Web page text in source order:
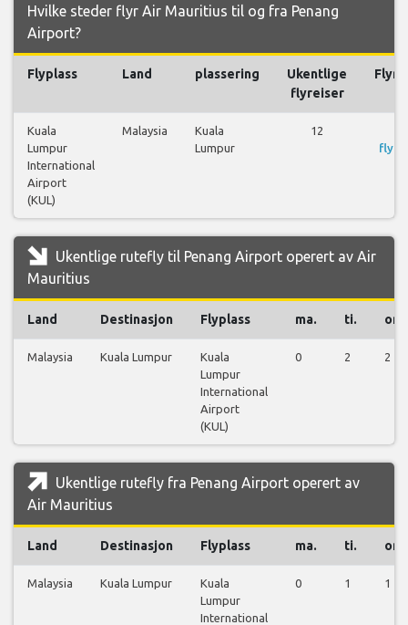
Hvilke steder flyr Air Mauritius til og fra Penang
Airport?
Flyplass Land plassering
Ukentlige
flyreiser
Kuala
Lumpur
International
Airport
(KUL)
Malaysia
Kuala
Lumpur
12
Ukentlige rutefly til Penang Airport operert av Air
Mauritius
Land Destinasjon Flyplass ma. ti. on.
Malaysia Kuala Lumpur
Kuala
Lumpur
International
Airport
(KUL)
0 2 2
Ukentlige rutefly fra Penang Airport operert av
Air Mauritius
Land Destinasjon Flyplass ma. ti. on.
Malaysia Kuala Lumpur
Kuala
Lumpur
International
0 1 1